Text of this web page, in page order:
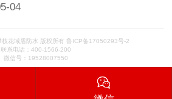
04
花域盾防水 版权所有 鲁ICP备17050293号-2
联系电话：400-1566-200
微信号：19528007550